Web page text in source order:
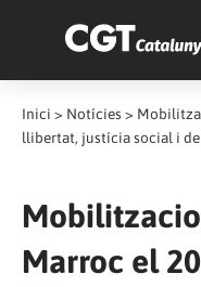
Inici > Notícies >
llibertat, justícia social i
Marroc el